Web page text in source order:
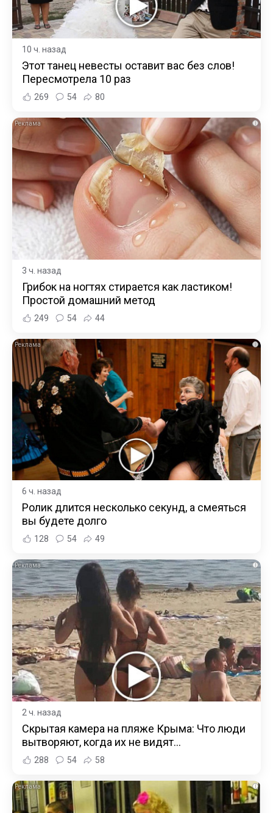
10 ч. назад
Этот танец невесты оставит вас без слов!
Пересмотрела 10 раз
269 54 80
i
3 ч. назад
Грибок на ногтях стирается как ластиком!
Простой домашний метод
249 54 44
i
6 ч. назад
Ролик длится несколько секунд, а смеяться
вы будете долго
128 54 49
i
2 ч. назад
Скрытая камера на пляже Крыма: Что люди
вытворяют, когда их не видят...
288 54 58
i